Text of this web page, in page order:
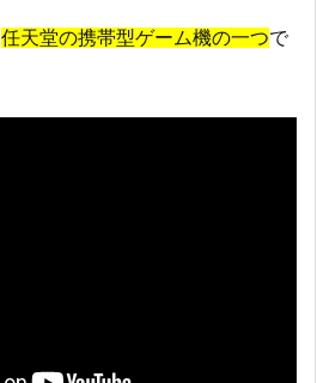
任天堂の携帯型ゲーム機の一つで